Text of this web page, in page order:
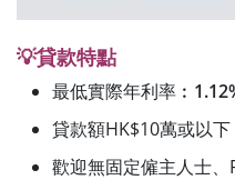
💡貸款特點
最低實際年利率︰
貸款額HK$10萬或以
歡迎無固定僱主人士